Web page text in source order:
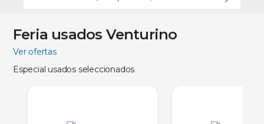
Feria usados Venturino
Ver ofertas
Especial usados seleccionados